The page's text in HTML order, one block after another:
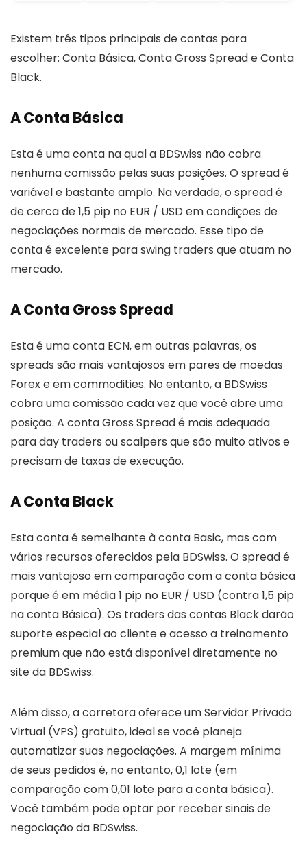
Existem três tipos principais de contas para
escolher: Conta Básica, Conta Gross Spread e Conta
Black.
A Conta Básica
Esta é uma conta na qual a BDSwiss não cobra
nenhuma comissão pelas suas posições. O spread é
variável e bastante amplo. Na verdade, o spread é
de cerca de 1,5 pip no EUR / USD em condições de
negociações normais de mercado. Esse tipo de
conta é excelente para swing traders que atuam no
mercado.
A Conta Gross Spread
Esta é uma conta ECN, em outras palavras, os
spreads são mais vantajosos em pares de moedas
Forex e em commodities. No entanto, a BDSwiss
cobra uma comissão cada vez que você abre uma
posição. A conta Gross Spread é mais adequada
para day traders ou scalpers que são muito ativos e
precisam de taxas de execução.
A Conta Black
Esta conta é semelhante à conta Basic, mas com
vários recursos oferecidos pela BDSwiss. O spread é
mais vantajoso em comparação com a conta básica
porque é em média 1 pip no EUR / USD (contra 1,5 pip
na conta Básica). Os traders das contas Black darão
suporte especial ao cliente e acesso a treinamento
premium que não está disponível diretamente no
site da BDSwiss.
Além disso, a corretora oferece um Servidor Privado
Virtual (VPS) gratuito, ideal se você planeja
automatizar suas negociações. A margem mínima
de seus pedidos é, no entanto, 0,1 lote (em
comparação com 0,01 lote para a conta básica).
Você também pode optar por receber sinais de
negociação da BDSwiss.